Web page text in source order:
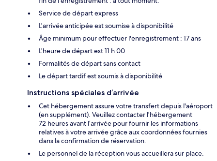
Service de départ express
L'arrivée anticipée est soumise à disponibilité
Âge minimum pour effectuer l'enregistrement : 17 ans
L'heure de départ est 11 h 00
Formalités de départ sans contact
Le départ tardif est soumis à disponibilité
Instructions spéciales d’arrivée
Cet hébergement assure votre transfert depuis l'aéroport
(en supplément). Veuillez contacter l'hébergement
72 heures avant l’arrivée pour fournir les informations
relatives à votre arrivée grâce aux coordonnées fournies
dans la confirmation de réservation.
Le personnel de la réception vous accueillera sur place.